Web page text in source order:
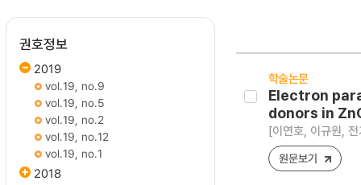
권호정보
2019
vol.19, no.9
vol.19, no.5
vol.19, no.2
vol.19, no.12
vol.19, no.1
2018
학술논문
Electron
donors in
[이연호, 이규원,
원문보기